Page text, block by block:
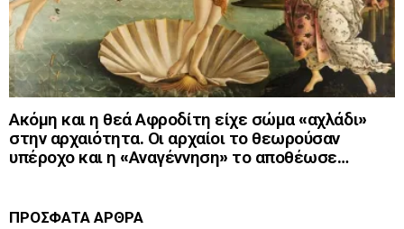
Ακόμη και η θεά Αφροδίτη είχε σώμα «αχλάδι»
στην αρχαιότητα. Οι αρχαίοι το θεωρούσαν
υπέροχο και η «Αναγέννηση» το αποθέωσε…
ΠΡΟΣΦΑΤΑ ΑΡΘΡΑ